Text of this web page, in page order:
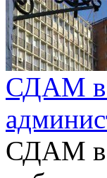
СДАМ в
СДАМ в